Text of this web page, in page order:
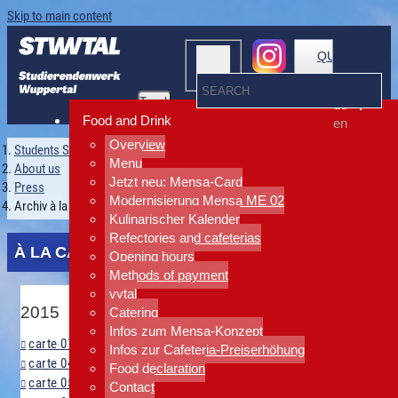
Skip to main content
Toggle
navigation
Food and Drink
Overview
Menu
Jetzt neu: Mensa-Card
Modernisierung Mensa ME 02
Kulinarischer Kalender
Refectories and cafeterias
Opening hours
Methods of payment
vytal
Catering
Infos zum Mensa-Konzept
Infos zur Cafeteria-Preiserhöhung
Food declaration
Contact
QUICKLINKS
de
en
Students Services Wuppertal
About us
Press
Archiv à la carte
À LA CARTE ARCHIV
2015
carte 01 - 2015 (159 KB)
carte 04 - 2015 (123 KB)
carte 05 - 2015 (79.0 KB)